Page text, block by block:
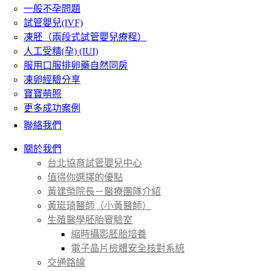
一般不孕問題
試管嬰兒(IVF)
凍胚（兩段式試管嬰兒療程）
人工受精(孕) (IUI)
服用口服排卵藥自然同房
凍卵經驗分享
寶寶萌照
更多成功案例
聯絡我們
關於我們
台北協育試管嬰兒中心
值得你選擇的優點
黃建榮院長－醫療團隊介紹
黃珽琦醫師（小黃醫師）
生殖醫學胚胎實驗室
縮時攝影胚胎培養
電子晶片檢體安全核對系統
交通路線